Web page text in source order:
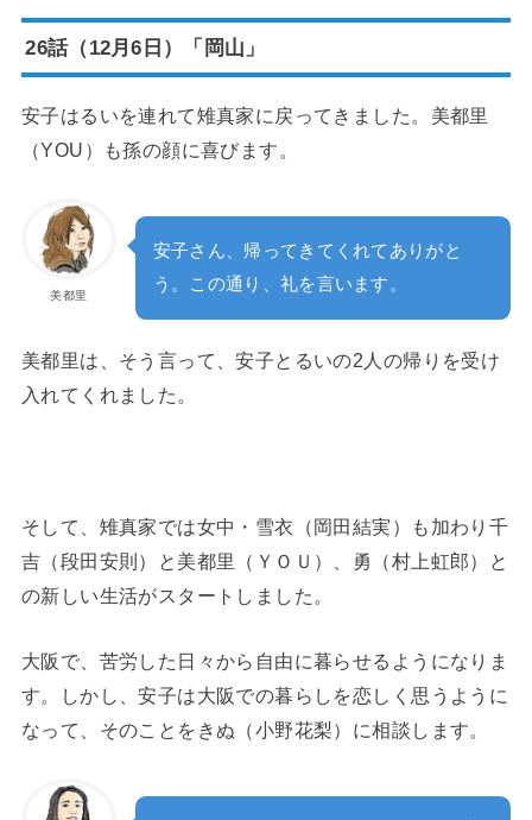
26話（12月6日）「岡山」
安子はるいを連れて雉真家に戻ってきました。美都里
（YOU）も孫の顔に喜びます。
美都里
安子さん、帰ってきてくれてありがと
う。この通り、礼を言います。
美都里は、そう言って、安子とるいの2人の帰りを受け
入れてくれました。
そして、雉真家では女中・雪衣（岡田結実）も加わり千
吉（段田安則）と美都里（ＹＯＵ）、勇（村上虹郎）と
の新しい生活がスタートしました。
大阪で、苦労した日々から自由に暮らせるようになりま
す。しかし、安子は大阪での暮らしを恋しく思うように
なって、そのことをきぬ（小野花梨）に相談します。